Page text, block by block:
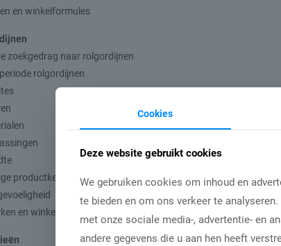
en winkelformules
zoekgedrag naar rolgordijnen
rolgordijnen
productkenmerken en opties
en winkelformules
Cookies
Deze website gebruikt cookies
We gebruiken cookies om inhoud en
te bieden en om ons verkeer te
met onze sociale media-, advertentie- en
andere gegevens die u aan hen heeft